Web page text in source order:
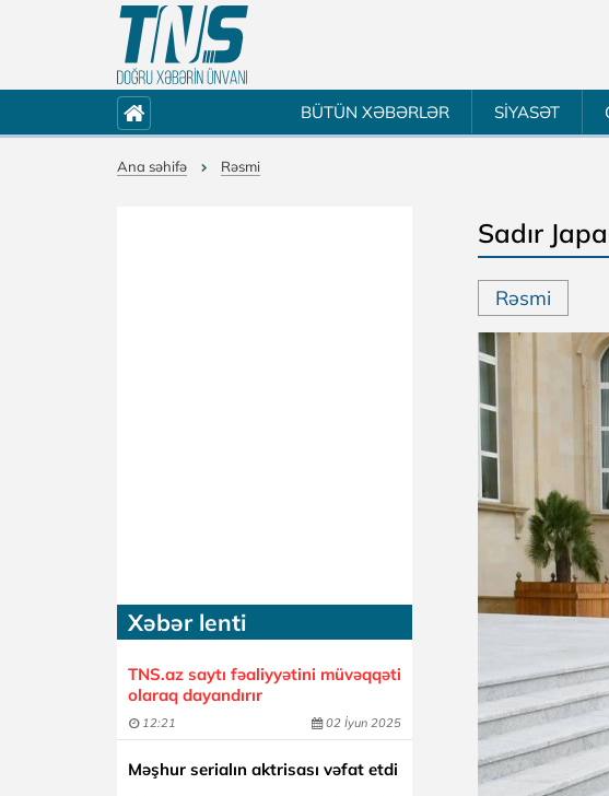
BÜTÜN XƏBƏRLƏR SİYASƏT
Ana səhifə Rəsmi
Xəbər lenti
TNS.az saytı fəaliyyətini müvəqqəti
olaraq dayandırır
12:21 02 İyun 2025
Məşhur serialın aktrisası vəfat etdi
Sadır
Rəsmi